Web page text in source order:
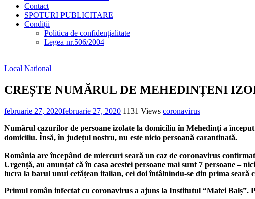
Contact
SPOTURI PUBLICITARE
Condiții
Politica de confidențialitate
Legea nr.506/2004
Local National
CREȘTE NUMĂRUL DE MEHEDINȚENI
februarie 27, 2020februarie 27, 2020 1131 Views coronavirus
Numărul cazurilor de persoane izolate la domiciliu în Mehedinți a
domiciliu. Însă, în județul nostru, nu este nicio persoană carantinată.
România are începând de miercuri seară un caz de coronavirus
Urgență, au anunțat că în casa acestei persoane mai sunt 7 persoane –
lucra la barul unui cetățean italian, cei doi întâlnindu-se din prima seară
Primul român infectat cu coronavirus a ajuns la Institutul “Matei Balș”.